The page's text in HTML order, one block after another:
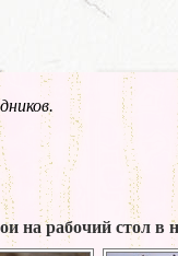
на рабочий стол в